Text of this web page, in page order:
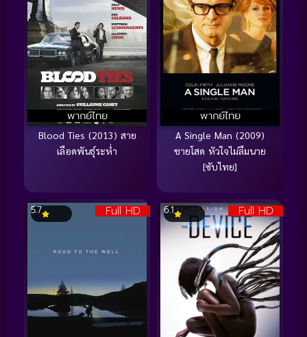
พากย์ไทย
Blood Ties (2013) สาย
เลือดพันธุ์ระห่ำ
พากย์ไทย
A Single Man (2009)
ชายโสด หัวใจไม่ลืมนาย
[ซับไทย]
Full HD
5.7 Full HD
6.1